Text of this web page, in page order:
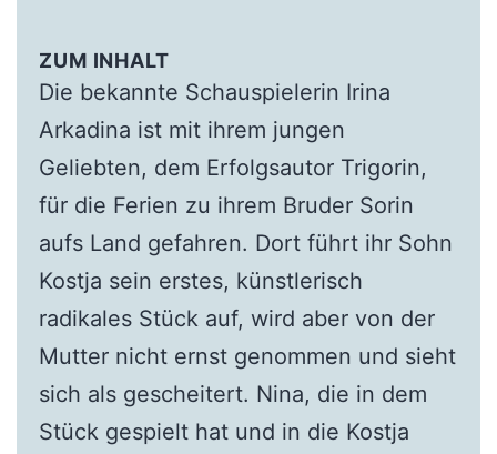
ZUM INHALT
Die bekannte Schauspielerin Irina
Arkadina ist mit ihrem jungen
Geliebten, dem Erfolgsautor Trigorin,
für die Ferien zu ihrem Bruder Sorin
aufs Land gefahren. Dort führt ihr Sohn
Kostja sein erstes, künstlerisch
radikales Stück auf, wird aber von der
Mutter nicht ernst genommen und sieht
sich als gescheitert. Nina, die in dem
Stück gespielt hat und in die Kostja